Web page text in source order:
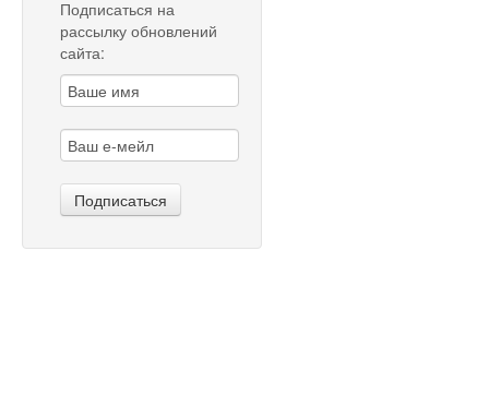
Подписаться на
рассылку обновлений
сайта: